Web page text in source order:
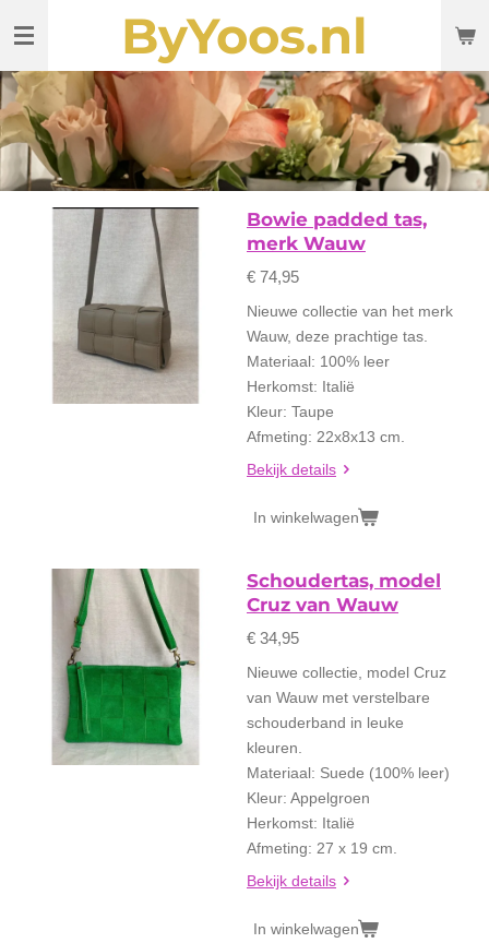
direct
naar
de
hoofdinhoud
ByYoos.nl
Bowie padded tas,
merk Wauw
€ 74,95
Nieuwe collectie van het merk
Wauw, deze prachtige tas.
Materiaal: 100% leer
Herkomst: Italië
Kleur: Taupe
Afmeting: 22x8x13 cm.
Bekijk details
In winkelwagen
Schoudertas, model
Cruz van Wauw
€ 34,95
Nieuwe collectie, model Cruz
van Wauw met verstelbare
schouderband in leuke
kleuren.
Materiaal: Suede (100% leer)
Kleur: Appelgroen
Herkomst: Italië
Afmeting: 27 x 19 cm.
Bekijk details
In winkelwagen